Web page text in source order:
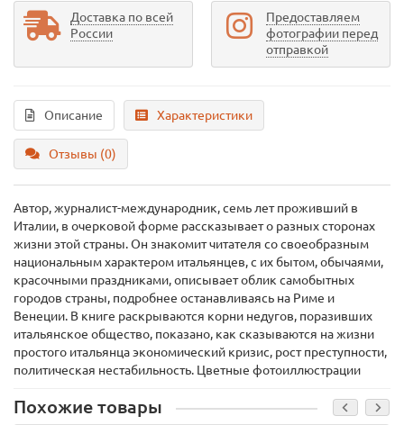
Доставка по всей
России
Предоставляем
фотографии перед
отправкой
Описание Характеристики
Отзывы (0)
Автор, журналист-международник, семь лет проживший в
Италии, в очерковой форме рассказывает о разных сторонах
жизни этой страны. Он знакомит читателя со своеобразным
национальным характером итальянцев, с их бытом, обычаями,
красочными праздниками, описывает облик самобытных
городов страны, подробнее останавливаясь на Риме и
Венеции. В книге раскрываются корни недугов, поразивших
итальянское общество, показано, как сказываются на жизни
простого итальянца экономический кризис, рост преступности,
политическая нестабильность. Цветные фотоиллюстрации
Похожие товары